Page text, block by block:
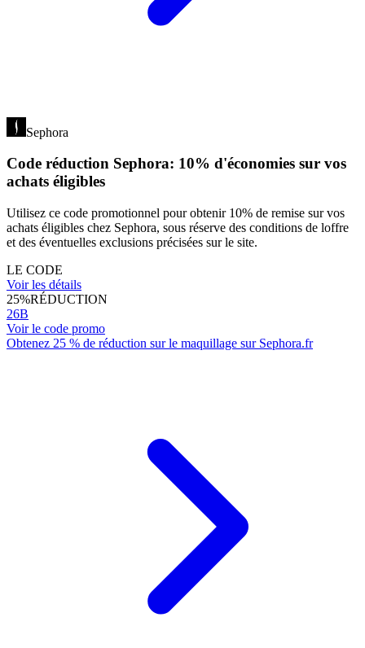
Sephora
Code réduction Sephora: 10% d'économies sur vos
achats éligibles
Utilisez ce code promotionnel pour obtenir 10% de remise sur vos
achats éligibles chez Sephora, sous réserve des conditions de loffre
et des éventuelles exclusions précisées sur le site.
LE CODE
Voir les détails
25%RÉDUCTION
26B
Voir le code promo
Obtenez 25 % de réduction sur le maquillage sur Sephora.fr